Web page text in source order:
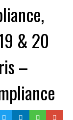
& 20
–